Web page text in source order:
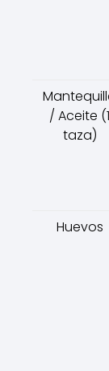
/ Aceite (1
taza)
Huevos